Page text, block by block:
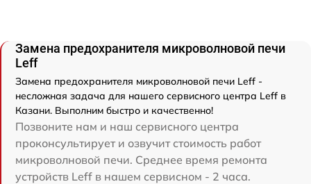
Замена предохранителя микроволновой печи
Leff
Замена предохранителя микроволновой печи Leff -
несложная задача для нашего сервисного центра Leff в
Казани. Выполним быстро и качественно!
Позвоните нам и наш сервисного центра
проконсультирует и озвучит стоимость работ
микроволновой печи. Среднее время ремонта
устройств Leff в нашем сервисном - 2 часа.